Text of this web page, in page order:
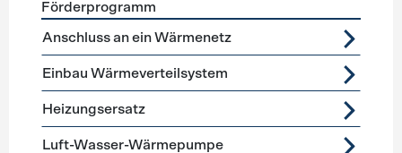
Förderprogramme Heizung
Förderprogramm
Anschluss an ein Wärmenetz
Einbau Wärmeverteilsystem
Heizungsersatz
Luft-Wasser-Wärmepumpe